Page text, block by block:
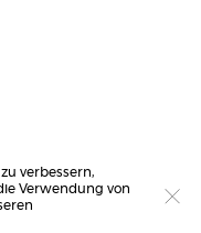
verbessern,
Verwendung von